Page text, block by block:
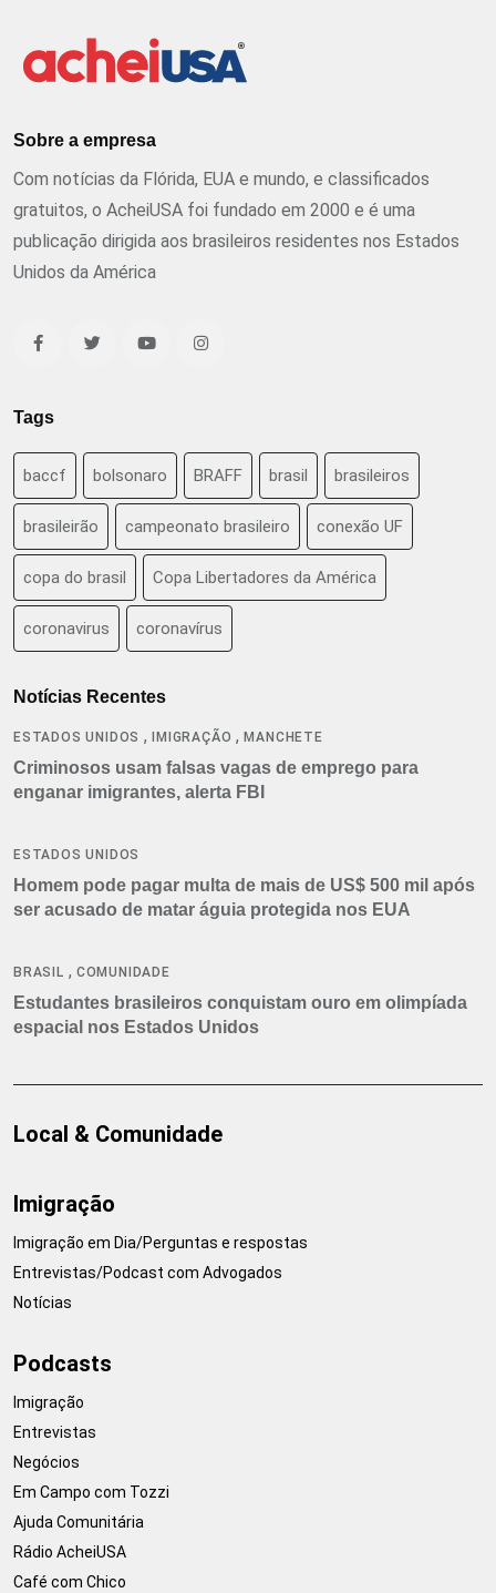
Sobre a empresa
Com notícias da Flórida, EUA e mundo, e classificados
gratuitos, o AcheiUSA foi fundado em 2000 e é uma
publicação dirigida aos brasileiros residentes nos Estados
Unidos da América
Tags
baccf bolsonaro BRAFF brasil brasileiros
brasileirão campeonato brasileiro conexão UF
copa do brasil Copa Libertadores da América
coronavirus coronavírus
Notícias Recentes
ESTADOS UNIDOS ,IMIGRAÇÃO ,MANCHETE
Criminosos usam falsas vagas de emprego para
enganar imigrantes, alerta FBI
ESTADOS UNIDOS
Homem pode pagar multa de mais de US$ 500 mil após
ser acusado de matar águia protegida nos EUA
BRASIL , COMUNIDADE
Estudantes brasileiros conquistam ouro em olimpíada
espacial nos Estados Unidos
Local & Comunidade
Imigração
Imigração em Dia/Perguntas e respostas
Entrevistas/Podcast com Advogados
Notícias
Podcasts
Imigração
Entrevistas
Negócios
Em Campo com Tozzi
Ajuda Comunitária
Rádio AcheiUSA
Café com Chico